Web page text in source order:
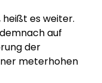
heißt es weiter.
auf
der
meterhohen